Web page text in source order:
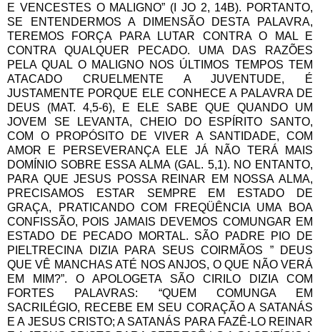
E VENCESTES O MALIGNO” (I JO 2, 14B). PORTANTO,
SE ENTENDERMOS A DIMENSÃO DESTA PALAVRA,
TEREMOS FORÇA PARA LUTAR CONTRA O MAL E
CONTRA QUALQUER PECADO. UMA DAS RAZÕES
PELA QUAL O MALIGNO NOS ÚLTIMOS TEMPOS TEM
ATACADO CRUELMENTE A JUVENTUDE, É
JUSTAMENTE PORQUE ELE CONHECE A PALAVRA DE
DEUS (MAT. 4,5-6), E ELE SABE QUE QUANDO UM
JOVEM SE LEVANTA, CHEIO DO ESPÍRITO SANTO,
COM O PROPÓSITO DE VIVER A SANTIDADE, COM
AMOR E PERSEVERANÇA ELE JÁ NÃO TERÁ MAIS
DOMÍNIO SOBRE ESSA ALMA (GAL. 5,1). NO ENTANTO,
PARA QUE JESUS POSSA REINAR EM NOSSA ALMA,
PRECISAMOS ESTAR SEMPRE EM ESTADO DE
GRAÇA, PRATICANDO COM FREQÜÊNCIA UMA BOA
CONFISSÃO, POIS JAMAIS DEVEMOS COMUNGAR EM
ESTADO DE PECADO MORTAL. SÃO PADRE PIO DE
PIELTRECINA DIZIA PARA SEUS COIRMÃOS ” DEUS
QUE VÊ MANCHAS ATÉ NOS ANJOS, O QUE NÃO VERÁ
EM MIM?”. O APOLOGETA SÃO CIRILO DIZIA COM
FORTES PALAVRAS: “QUEM COMUNGA EM
SACRILÉGIO, RECEBE EM SEU CORAÇÃO A SATANÁS
E A JESUS CRISTO; A SATANÁS PARA FAZÊ-LO REINAR